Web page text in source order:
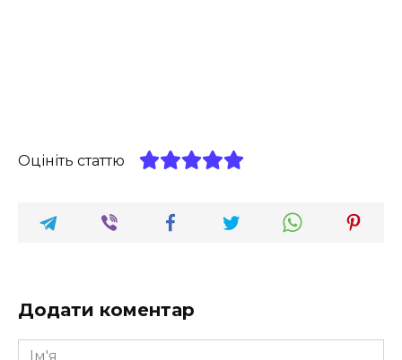
Оцініть статтю
Додати коментар
Ім'я